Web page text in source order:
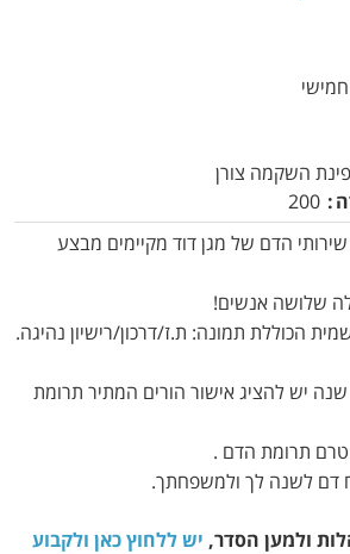
חמישי
השקמה צורן
200
הדם של מגן דוד מקיימים מבצע
שלושה אנשים!
הכוללת תמונה: ת.ז/דרכון/רישיון נהיגה.
* אם טרם מלאו לך 18 שנה יש להציג אישור הורים המתיר תרומת
תרומת הדם .
דם לשנה לך ולמשפחתך.
ולמען הסדר, יש ללחוץ כאן ולקבוע